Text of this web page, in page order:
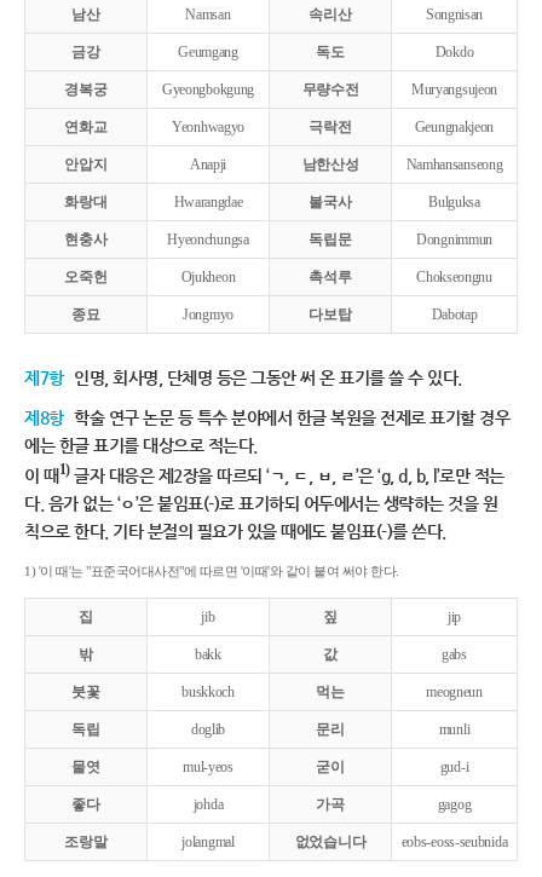
남산 Namsan 속리산 Songnisan
금강 Geumgang 독도 Dokdo
경복궁 Gyeongbokgung 무량수전 Muryangsujeon
연화교 Yeonhwagyo 극락전 Geungnakjeon
안압지 Anapji 남한산성 Namhansanseong
화랑대 Hwarangdae 불국사 Bulguksa
현충사 Hyeonchungsa 독립문 Dongnimmun
오죽헌 Ojukheon 촉석루 Chokseongnu
종묘 Jongmyo 다보탑 Dabotap
제7항 인명, 회사명, 단체명 등은 그동안 써 온 표기를 쓸 수 있다.
제8항 학술 연구 논문 등 특수 분야에서 한글 복원을 전제로 표기할 경우
에는 한글 표기를 대상으로 적는다.
이 때1)글자 대응은 제2장을 따르되 ‘ㄱ, ㄷ, ㅂ, ㄹ’은 ‘g, d, b, l’로만 적는
다. 음가 없는 ‘ㅇ’은 붙임표(-)로 표기하되 어두에서는 생략하는 것을 원
칙으로 한다. 기타 분절의 필요가 있을 때에도 붙임표(-)를 쓴다.
1) '이 때'는 "표준국어대사전"에 따르면 '이때'와 같이 붙여 써야 한다.
집 jib 짚 jip
밖 bakk 값 gabs
붓꽃 buskkoch 먹는 meogneun
독립 doglib 문리 munli
물엿 mul-yeos 굳이 gud-i
좋다 johda 가곡 gagog
조랑말 jolangmal 없었습니다 eobs-eoss-seubnida